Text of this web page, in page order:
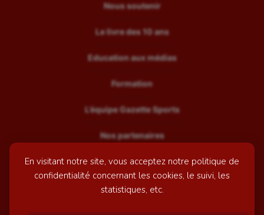
En visitant notre site, vous acceptez notre politique de
confidentialité concernant les cookies, le suivi, les
statistiques, etc.
Nous soutenir
Le livre des 10 ans
Education aux médias
Formation
L’équipe Gazette Sports
Nos partenaires
Recrutement
Mentions légales